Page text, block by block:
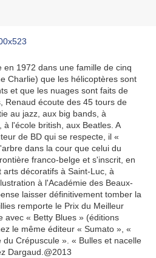
1972 dans une famille de cinq
Charlie) que les hélicoptères sont
et que les nuages sont faits de
Renaud écoute des 45 tours de
au jazz, aux big bands, à
l'école british, aux Beatles. A
de BD qui se respecte, il «
dans la cour que celui du
franco-belge et s'inscrit, en
décoratifs à Saint-Luc, à
à l'Académie des Beaux-
laisser définitivement tomber la
remporte le Prix du Meilleur
avec « Betty Blues » (éditions
le même éditeur « Sumato », «
Crépuscule ». « Bulles et nacelle
Dargaud.@2013